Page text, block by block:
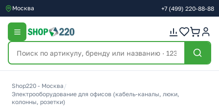
Москва +7 (499) 220-88-88
Shop220 - Москва /
Электрооборудование для офисов (кабель-каналы, люки,
колонны, розетки)